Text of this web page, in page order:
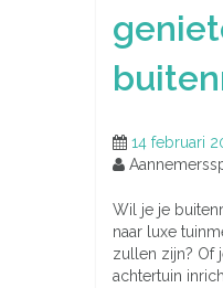
14 februari
Wil je je
naar luxe
zullen zijn? Of
achtertuin